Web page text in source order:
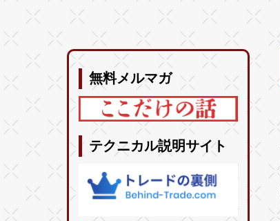
無料メルマガ
テクニカル説明サイト